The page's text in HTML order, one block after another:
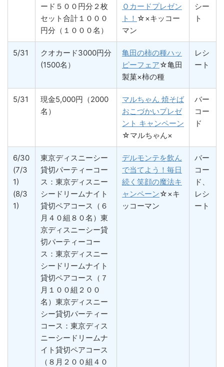
ード５００円分２枚
セット合計１０００
円分（１０００名）
Ｏカードプレゼン
ト！ ☆×キッコー
マン
シー
ト
5/31
クオカード3000円分
(1500名）
亀田の柿の種ハッ
ピーフェア☆亀田
製菓×柿の種
レシ
ート
5/31
現金5,000円（2000
名）
マルちゃん 焼そば
おこづかいプレゼ
ント キャンペーン
☆マルちゃん×
バー
コー
ド
6/30
(7/3
1)
(8/3
1)
東京ディスニーシー
貸切パーティーコー
ス：東京ディスニー
シードリームナイト
貸切ペアコース（６
月４０組８０名）東
京ディスニーシー貸
切パーティーコー
ス：東京ディスニー
シードリームナイト
貸切ペアコース（７
月１００組２００
名）東京ディスニー
シー貸切パーティー
コース：東京ディス
ニーシードリームナ
イト貸切ペアコース
（８月２００組４０
デルモンテを飲ん
で当てよう！毎日
続く笑顔の魔法キ
ャンペーン☆×キ
ッコーマン
バー
コー
ド、
レシ
ート